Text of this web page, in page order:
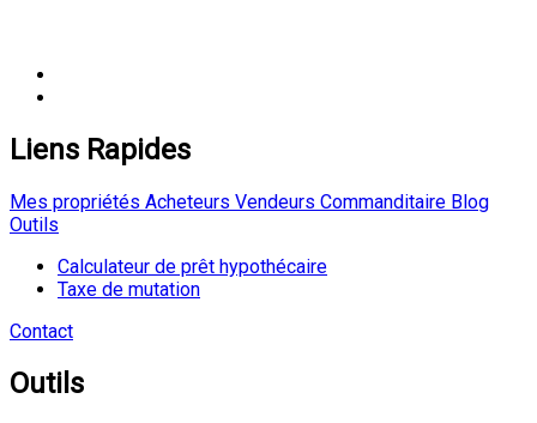
Liens Rapides
Mes propriétés Acheteurs Vendeurs Commanditaire Blog
Outils
Calculateur de prêt hypothécaire
Taxe de mutation
Contact
Outils